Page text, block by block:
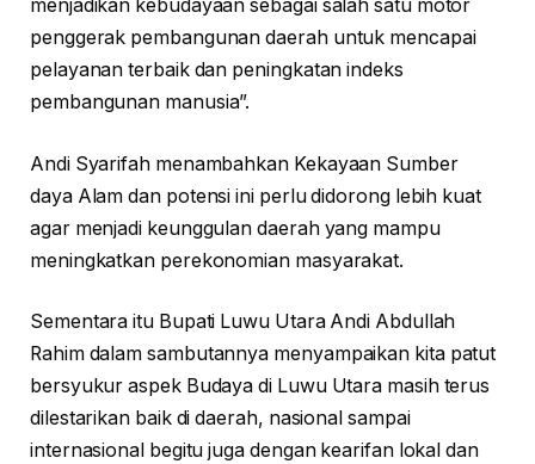
menjadikan kebudayaan sebagai salah satu motor
penggerak pembangunan daerah untuk mencapai
pelayanan terbaik dan peningkatan indeks
pembangunan manusia”.
Andi Syarifah menambahkan Kekayaan Sumber
daya Alam dan potensi ini perlu didorong lebih kuat
agar menjadi keunggulan daerah yang mampu
meningkatkan perekonomian masyarakat.
Sementara itu Bupati Luwu Utara Andi Abdullah
Rahim dalam sambutannya menyampaikan kita patut
bersyukur aspek Budaya di Luwu Utara masih terus
dilestarikan baik di daerah, nasional sampai
internasional begitu juga dengan kearifan lokal dan